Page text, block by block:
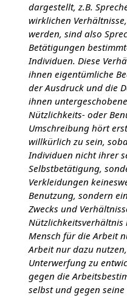
dargestellt, z.B.
wirklichen
werden, sind also
Betätigungen
Individuen. Diese
ihnen eigentümliche
der Ausdruck und die
ihnen
Nützlichkeits- oder
Umschreibung hört
willkürlich zu sein,
Individuen nicht ihrer
Selbstbetätigung,
Verkleidungen
Benutzung, sondern
Zwecks und
Nützlichkeitsverhältnis
Mensch für die Arbeit
Arbeit nur dazu
Unterwerfung zu
gegen die
selbst und gegen